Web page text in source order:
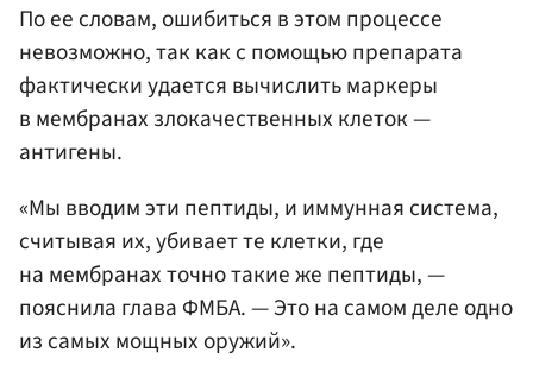
По ее словам, ошибиться в этом процессе
невозможно, так как с помощью препарата
фактически удается вычислить маркеры
в мембранах злокачественных клеток —
антигены.
«Мы вводим эти пептиды, и иммунная система,
считывая их, убивает те клетки, где
на мембранах точно такие же пептиды, —
пояснила глава ФМБА. — Это на самом деле одно
из самых мощных оружий».